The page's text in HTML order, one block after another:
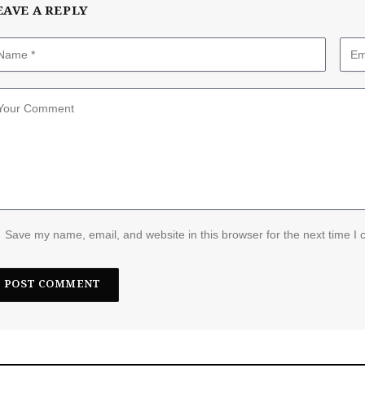
A REPLY
Save my name, email, and website in this browser for the next time I